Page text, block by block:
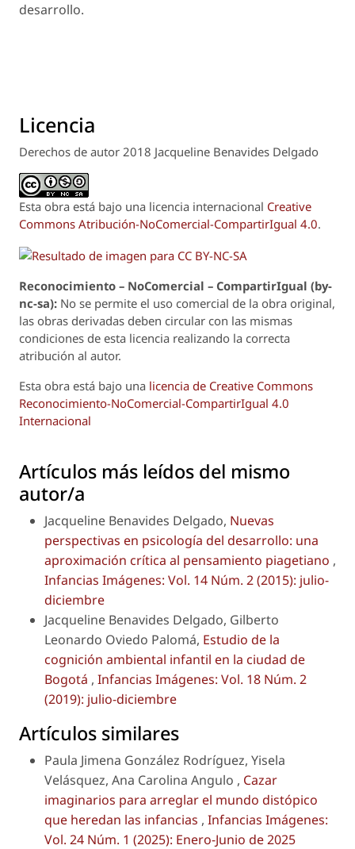
desarrollo.
Licencia
Derechos de autor 2018 Jacqueline Benavides Delgado
Esta obra está bajo una licencia internacional Creative
Commons Atribución-NoComercial-CompartirIgual 4.0.
Reconocimiento – NoComercial – CompartirIgual (by-
nc-sa): No se permite el uso comercial de la obra original,
las obras derivadas deben circular con las mismas
condiciones de esta licencia realizando la correcta
atribución al autor.
Esta obra está bajo una licencia de Creative Commons
Reconocimiento-NoComercial-CompartirIgual 4.0
Internacional
Artículos más leídos del mismo
autor/a
Jacqueline Benavides Delgado, Nuevas
perspectivas en psicología del desarrollo: una
aproximación crítica al pensamiento piagetiano ,
Infancias Imágenes: Vol. 14 Núm. 2 (2015): julio-
diciembre
Jacqueline Benavides Delgado, Gilberto
Leonardo Oviedo Palomá, Estudio de la
cognición ambiental infantil en la ciudad de
Bogotá , Infancias Imágenes: Vol. 18 Núm. 2
(2019): julio-diciembre
Artículos similares
Paula Jimena González Rodríguez, Yisela
Velásquez, Ana Carolina Angulo , Cazar
imaginarios para arreglar el mundo distópico
que heredan las infancias , Infancias Imágenes:
Vol. 24 Núm. 1 (2025): Enero-Junio de 2025